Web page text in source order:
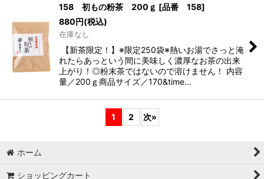
158 初もの粉茶 200ｇ [品番 158]
880円(税込)
在庫なし
【新茶限定！】※限定250袋※熱いお湯でさっと淹
れたらあっという間に美味しく濃厚なお茶の出来
上がり！◎粉末茶ではないので溶けません！ 内容
量／200ｇ商品サイズ／170&time…
1 2 次»
ホーム
ショッピングカート